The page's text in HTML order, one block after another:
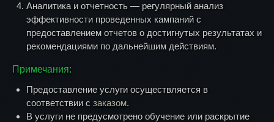
Аналитика и отчетность — регулярный анализ
эффективности проведенных кампаний с
предоставлением отчетов о достигнутых результатах и
рекомендациями по дальнейшим действиям.
Примечания:
Предоставление услуги осуществляется в
соответствии с заказом.
В услуги не предусмотрено обучение или раскрытие